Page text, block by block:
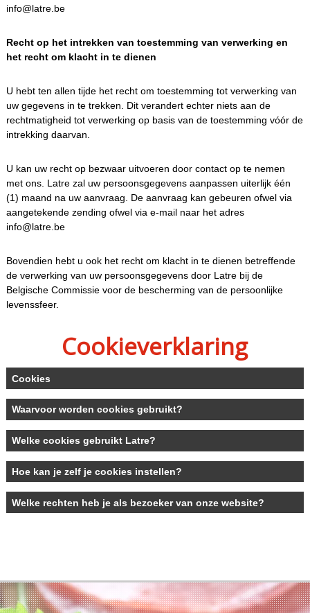
info@latre.be
Recht op het intrekken van toestemming van verwerking en
het recht om klacht in te dienen
U hebt ten allen tijde het recht om toestemming tot verwerking van
uw gegevens in te trekken. Dit verandert echter niets aan de
rechtmatigheid tot verwerking op basis van de toestemming vóór de
intrekking daarvan.
U kan uw recht op bezwaar uitvoeren door contact op te nemen
met ons. Latre zal uw persoonsgegevens aanpassen uiterlijk één
(1) maand na uw aanvraag. De aanvraag kan gebeuren ofwel via
aangetekende zending ofwel via e-mail naar het adres
info@latre.be
Bovendien hebt u ook het recht om klacht in te dienen betreffende
de verwerking van uw persoonsgegevens door Latre bij de
Belgische Commissie voor de bescherming van de persoonlijke
levenssfeer.
Cookieverklaring
Cookies
Waarvoor worden cookies gebruikt?
Welke cookies gebruikt Latre?
Hoe kan je zelf je cookies instellen?
Welke rechten heb je als bezoeker van onze website?